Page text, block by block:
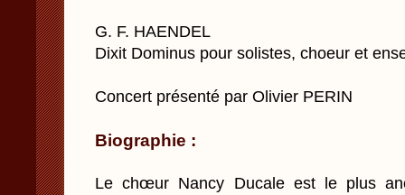
G. F. HAENDEL
Dixit Dominus pour solistes, choeur et
Concert présenté par Olivier PERIN
Biographie :
Le chœur Nancy Ducale est le plus